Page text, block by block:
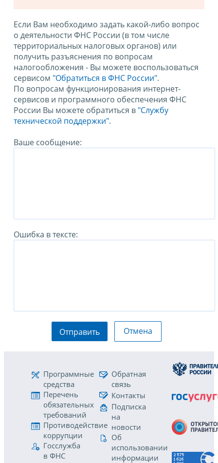
Если Вам необходимо задать какой-либо вопрос
о деятельности ФНС России (в том числе
территориальных налоговых органов) или
получить разъяснения по вопросам
налогообложения - Вы можете воспользоваться
сервисом "Обратиться в ФНС России".
По вопросам функционирования интернет-
сервисов и программного обеспечения ФНС
России Вы можете обратиться в "Службу
технической поддержки".
Ваше сообщение:
Ошибка в тексте:
Отправить Отмена
Программные
средства
Перечень
обязательных
требований
Противодействие
коррупции
Госслужба
в ФНС
Обратная
связь
Контакты
Подписка
на
новости
Об
использовании
информации